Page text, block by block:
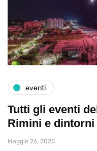
eventi
Tutti gli eventi
Rimini e dintorni
Maggio 26, 2025